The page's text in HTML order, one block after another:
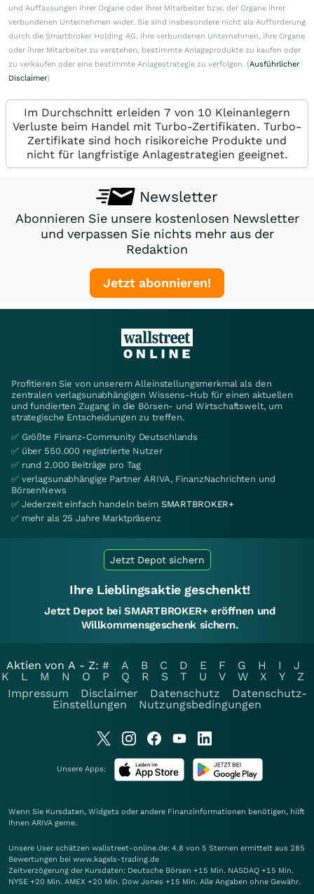
und Auffassungen ihrer Organe oder ihrer Mitarbeiter bzw. der Organe ihrer
verbundenen Unternehmen wider. Sie sind insbesondere nicht als Aufforderung
durch die Smartbroker Holding AG, ihre verbundenen Unternehmen, ihre Organe
oder ihrer Mitarbeiter zu verstehen, bestimmte Anlageprodukte zu kaufen oder
zu verkaufen oder eine bestimmte Anlagestrategie zu verfolgen. (Ausführlicher
Disclaimer)
Im Durchschnitt erleiden 7 von 10 Kleinanlegern
Verluste beim Handel mit Turbo-Zertifikaten. Turbo-
Zertifikate sind hoch risikoreiche Produkte und
nicht für langfristige Anlagestrategien geeignet.
Newsletter
Abonnieren Sie unsere kostenlosen Newsletter
und verpassen Sie nichts mehr aus der
Redaktion
Jetzt abonnieren!
Profitieren Sie von unserem Alleinstellungsmerkmal als den
zentralen verlagsunabhängigen Wissens-Hub für einen aktuellen
und fundierten Zugang in die Börsen- und Wirtschaftswelt, um
strategische Entscheidungen zu treffen.
✅ Größte Finanz-Community Deutschlands
✅ über 550.000 registrierte Nutzer
✅ rund 2.000 Beiträge pro Tag
✅ verlagsunabhängige Partner ARIVA, FinanzNachrichten und
BörsenNews
✅ Jederzeit einfach handeln beim SMARTBROKER+
✅ mehr als 25 Jahre Marktpräsenz
Jetzt Depot sichern
Ihre Lieblingsaktie geschenkt!
Jetzt Depot bei SMARTBROKER+ eröffnen und
Willkommensgeschenk sichern.
Aktien von A - Z: # A B C D E F G H I
J
K
L M N O P Q R S T U V W X Y
Z
Impressum
Disclaimer Datenschutz
Datenschutz-
Einstellungen
Nutzungsbedingungen
Unsere Apps:
Wenn Sie Kursdaten, Widgets oder andere Finanzinformationen benötigen, hilft
Ihnen ARIVA gerne.
Unsere User schätzen wallstreet-online.de: 4.8 von 5 Sternen ermittelt aus 285
Bewertungen bei www.kagels-trading.de
Zeitverzögerung der Kursdaten: Deutsche Börsen +15 Min. NASDAQ +15 Min.
NYSE +20 Min. AMEX +20 Min. Dow Jones +15 Min. Alle Angaben ohne Gewähr.